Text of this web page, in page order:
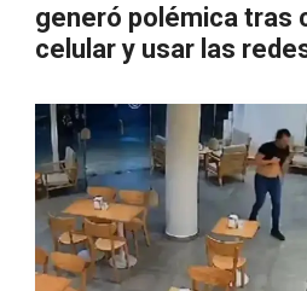
generó polémica tras
celular y usar las